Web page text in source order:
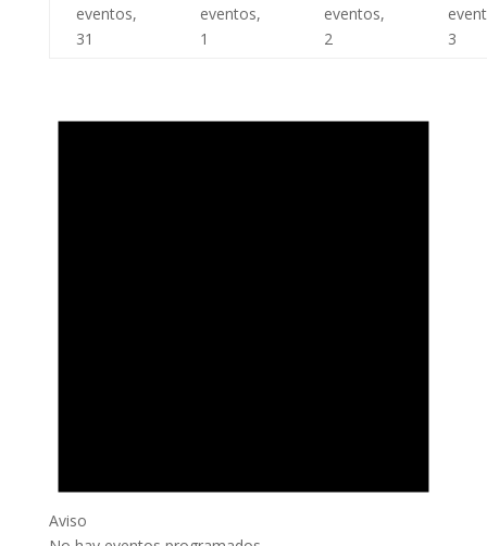
eventos,
31
eventos,
1
eventos,
2
3
Aviso